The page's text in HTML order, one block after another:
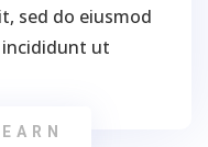
sed do eiusmod
ut